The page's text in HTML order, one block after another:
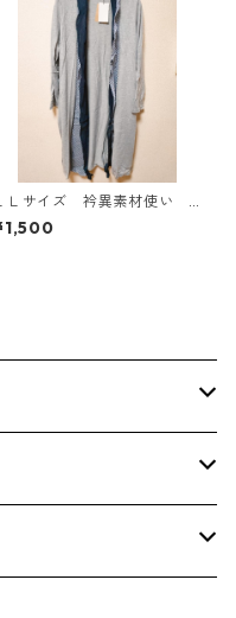
Ｌサイズ 衿異素材使い
ッパーカーディガン グレ
KAE-4807